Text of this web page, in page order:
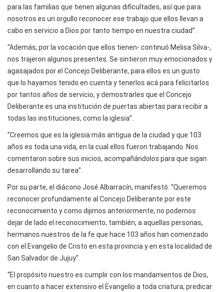
para las familias que tienen algunas dificultades, así que para
nosotros es un orgullo reconocer ese trabajo que ellos llevan a
cabo en servicio a Dios por tanto tiempo en nuestra ciudad”.
“Además, por la vocación que ellos tienen- continuó Melisa Silva-,
nos trajeron algunos presentes. Se sintieron muy emocionados y
agasajados por el Concejo Deliberante, para ellos es un gusto
que lo hayamos tenido en cuenta y tenerlos acá para felicitarlos
por tantos años de servicio, y demostrarles que el Concejo
Deliberante es una institución de puertas abiertas para recibir a
todas las instituciones, como la iglesia”.
“Creemos que es la iglesia más antigua de la ciudad y que 103
años es toda una vida, en la cual ellos fueron trabajando. Nos
comentaron sobre sus inicios, acompañándolos para que sigan
desarrollando su tarea”.
Por su parte, el diácono José Albarracín, manifestó: “Queremos
reconocer profundamente al Concejo Deliberante por este
reconocimiento y como dijimos anteriormente, no podemos
dejar de lado el reconocimiento, también, a aquellas personas,
hermanos nuestros de la fe que hace 103 años han comenzado
con el Evangelio de Cristo en esta provincia y en esta localidad de
San Salvador de Jujuy”.
“El propósito nuestro es cumplir con los mandamientos de Dios,
en cuanto a hacer extensivo el Evangelio a toda criatura, predicar